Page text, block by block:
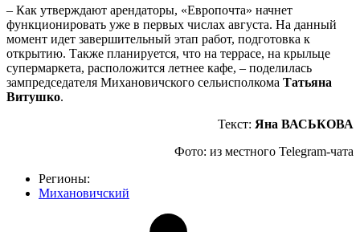
– Как утверждают арендаторы, «Европочта» начнет
функционировать уже в первых числах августа. На данный
момент идет завершительный этап работ, подготовка к
открытию. Также планируется, что на террасе, на крыльце
супермаркета, расположится летнее кафе, – поделилась
зампредседателя Михановичского сельисполкома Татьяна
Витушко.
Текст: Яна ВАСЬКОВА
Фото: из местного Telegram-чата
Регионы:
Михановичский